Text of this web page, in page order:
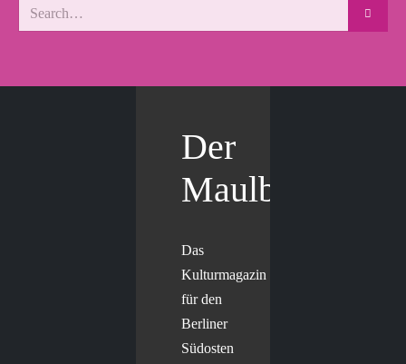
Der
Maulbär
Das
Kulturmagazin
für den
Berliner
Südosten